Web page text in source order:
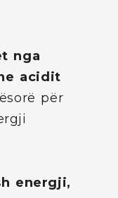
nga
acidit
për
energji,